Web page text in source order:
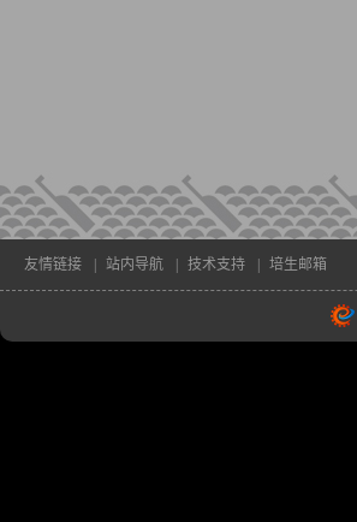
友情链接 站内导航 技术支持 培生邮箱